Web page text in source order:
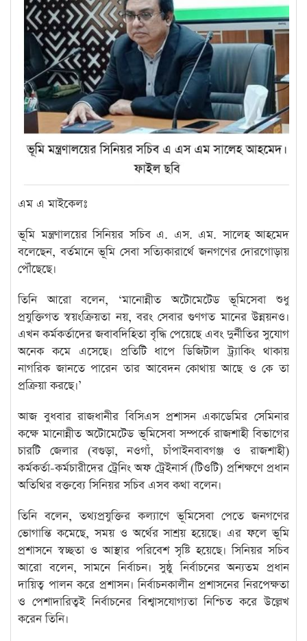
এম এ মাইকেলঃ
ভূমি মন্ত্রণালয়ের সিনিয়র সচিব এ. এস. এম. সালেহ আহমেদ
বলেছেন, বর্তমানে ভূমি সেবা সত্যিকারার্থে জনগণের দোরগোড়ায়
পৌঁছেছে।
তিনি আরো বলেন, ‘মানোন্নীত অটোমেটেড ভূমিসেবা শুধু
প্রযুক্তিগত স্বয়ংক্রিয়তা নয়, বরং সেবার গুণগত মানের উন্নয়নও।
এখন কর্মকর্তাদের জবাবদিহিতা বৃদ্ধি পেয়েছে এবং দুর্নীতির সুযোগ
অনেক কমে এসেছে। প্রতিটি ধাপে ডিজিটাল ট্র্যাকিং থাকায়
নাগরিক জানতে পারেন তার আবেদন কোথায় আছে ও কে তা
প্রক্রিয়া করছে।’
আজ বুধবার রাজধানীর বিসিএস প্রশাসন একাডেমির সেমিনার
কক্ষে মানোন্নীত অটোমেটেড ভূমিসেবা সম্পর্কে রাজশাহী বিভাগের
চারটি জেলার (বগুড়া, নওগাঁ, চাঁপাইনবাবগঞ্জ ও রাজশাহী)
কর্মকর্তা-কর্মচারীদের ট্রেনিং অফ ট্রেইনার্স (টিওটি) প্রশিক্ষণে প্রধান
অতিথির বক্তব্যে সিনিয়র সচিব এসব কথা বলেন।
তিনি বলেন, তথ্যপ্রযুক্তির কল্যাণে ভূমিসেবা পেতে জনগণের
ভোগান্তি কমেছে, সময় ও অর্থের সাশ্রয় হয়েছে। এর ফলে ভূমি
প্রশাসনে স্বচ্ছতা ও আস্থার পরিবেশ সৃষ্টি হয়েছে। সিনিয়র সচিব
আরো বলেন, সামনে নির্বাচন। সুষ্ঠু নির্বাচনের অন্যতম প্রধান
দায়িত্ব পালন করে প্রশাসন। নির্বাচনকালীন প্রশাসনের নিরপেক্ষতা
ও পেশাদারিত্বই নির্বাচনের বিশ্বাসযোগ্যতা নিশ্চিত করে উল্লেখ
করেন তিনি।